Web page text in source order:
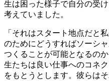
生は困った様子で自分の受
考えていました。
「それはスタート地点だと
のためにどうすればソーシ
つくることが可能となるの
生たちは良い仕事へのコネ
をもとうとします。彼らは